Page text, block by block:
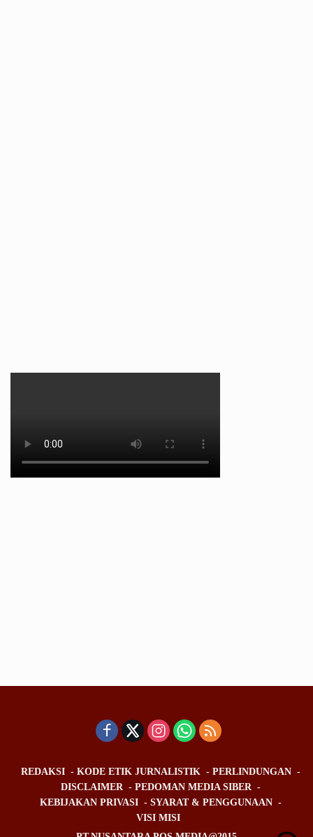
REDAKSI KODE ETIK JURNALISTIK
PERLINDUNGAN
DISCLAIMER
PEDOMAN MEDIA SIBER
KEBIJAKAN PRIVASI
SYARAT & PENGGUNAAN
VISI MISI